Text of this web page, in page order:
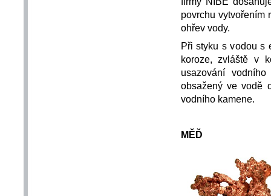
povrchu vytvořením
ohřev vody.
Při styku s vodou s
koroze, zvláště v
usazování
obsažený ve vodě
vodního kamene.
MĚĎ